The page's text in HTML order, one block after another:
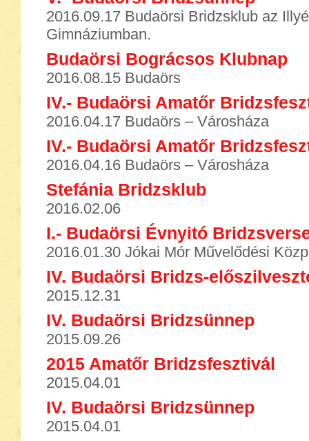
2016.09.17 Budaörsi Bridzsklub az
Gimnáziumban.
Budaörsi Bográcsos Klubnap
2016.08.15 Budaörs
IV.- Budaörsi Amatőr
2016.04.17 Budaörs – Városháza
IV.- Budaörsi Amatőr
2016.04.16 Budaörs – Városháza
Stefánia Bridzsklub
2016.02.06
I.- Budaörsi Évnyitó
2016.01.30 Jókai Mór Művelődési
IV. Budaörsi Bridzs-
2015.12.31
IV. Budaörsi Bridzsünnep
2015.09.26
2015 Amatőr Bridzsfesztivál
2015.04.01
IV. Budaörsi Bridzsünnep
2015.04.01